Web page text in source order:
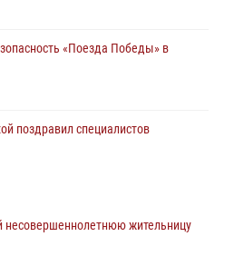
«Поезда Победы» в
поздравил специалистов
в силу новый федеральный закон о
несовершеннолетнюю жительницу